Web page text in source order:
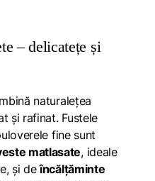
– delicatețe și
naturalețea
și rafinat. Fustele
fine sunt
matlasate, ideale
și deîncălțăminte